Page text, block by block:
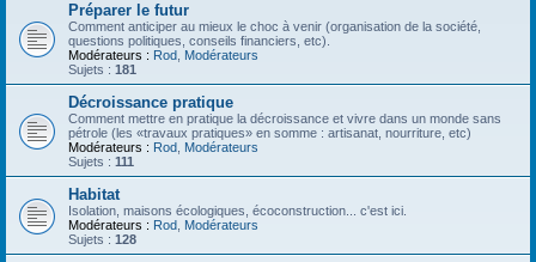
Préparer le futur
Comment anticiper au mieux le choc à venir (organisation de la société,
questions politiques, conseils financiers, etc).
Modérateurs : Rod Modérateurs
Sujets : 181
Décroissance pratique
Comment mettre en pratique la décroissance et vivre dans un monde sans
pétrole (les «travaux pratiques» en somme : artisanat, nourriture, etc)
Modérateurs : Rod Modérateurs
Sujets : 111
Habitat
Isolation, maisons écologiques, écoconstruction... c'est ici.
Modérateurs : Rod Modérateurs
Sujets : 128